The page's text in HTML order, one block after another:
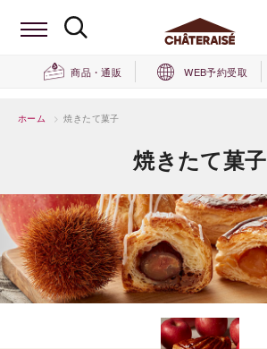
商品・通販 WEB予約受取
ホーム > 焼きたて菓子
焼きたて菓子